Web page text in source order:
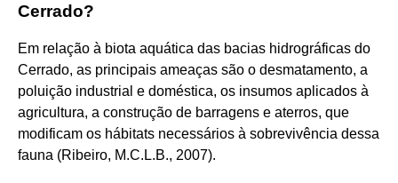
Cerrado?
Em relação à biota aquática das bacias hidrográficas do
Cerrado, as principais ameaças são o desmatamento, a
poluição industrial e doméstica, os insumos aplicados à
agricultura, a construção de barragens e aterros, que
modificam os hábitats necessários à sobrevivência dessa
fauna (Ribeiro, M.C.L.B., 2007).